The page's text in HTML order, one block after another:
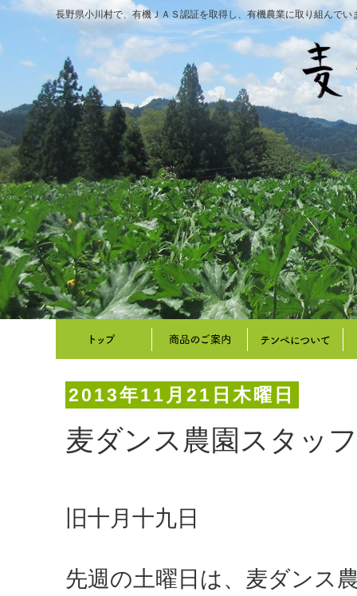
長野県小川村で、有機ＪＡＳ認証を取得し、有機農業に取り組んでい
2013年11月21日木曜日
麦ダンス農園スタッ
旧十月十九日
先週の土曜日は、麦ダンス